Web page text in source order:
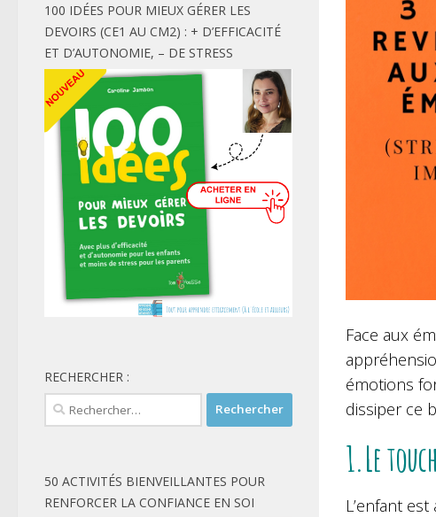
Face aux
émotions
dissiper ce
1.Le
L’enfant
100 IDÉES POUR MIEUX GÉRER LES
DEVOIRS (CE1 AU CM2) : + D’EFFICACITÉ
ET D’AUTONOMIE, – DE STRESS
RECHERCHER :
Rechercher :
50 ACTIVITÉS BIENVEILLANTES POUR
RENFORCER LA CONFIANCE EN SOI